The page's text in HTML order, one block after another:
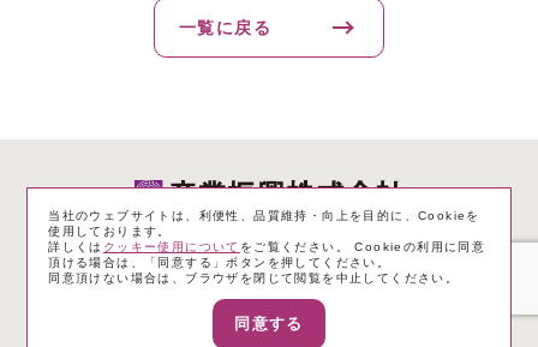
一覧に戻る
当社のウェブサイトは、利便性、品質維持・向上を目的に、Cookieを
使用しております。
詳しくは クッキー使用について をご覧ください。 Cookieの利用に同意
頂ける場合は、「同意する」ボタンを押してください。
同意頂けない場合は、ブラウザを閉じて閲覧を中止してください。
同意する
個人情報保護方針 サイトのご利用にあたって
一般事業主行動計画 電子公告